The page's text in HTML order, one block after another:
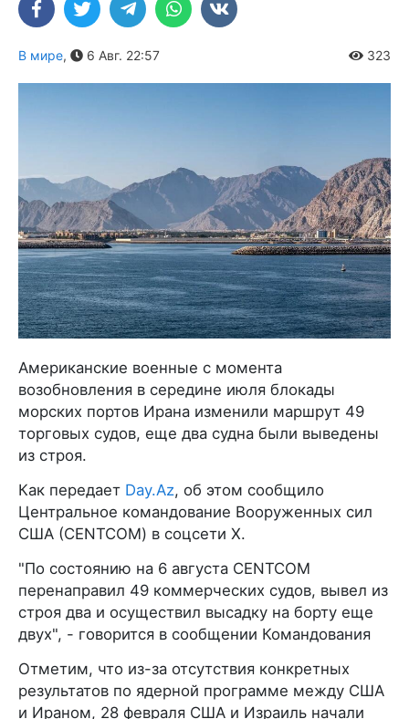
В мире, 6 Авг. 22:57 323
Американские военные с момента
возобновления в середине июля блокады
морских портов Ирана изменили маршрут 49
торговых судов, еще два судна были выведены
из строя.
Как передает Day.Az, об этом сообщило
Центральное командование Вооруженных сил
США (CENTCOM) в соцсети X.
"По состоянию на 6 августа CENTCOM
перенаправил 49 коммерческих судов, вывел из
строя два и осуществил высадку на борту еще
двух", - говорится в сообщении Командования
Отметим, что из-за отсутствия конкретных
результатов по ядерной программе между США
и Ираном, 28 февраля США и Израиль начали